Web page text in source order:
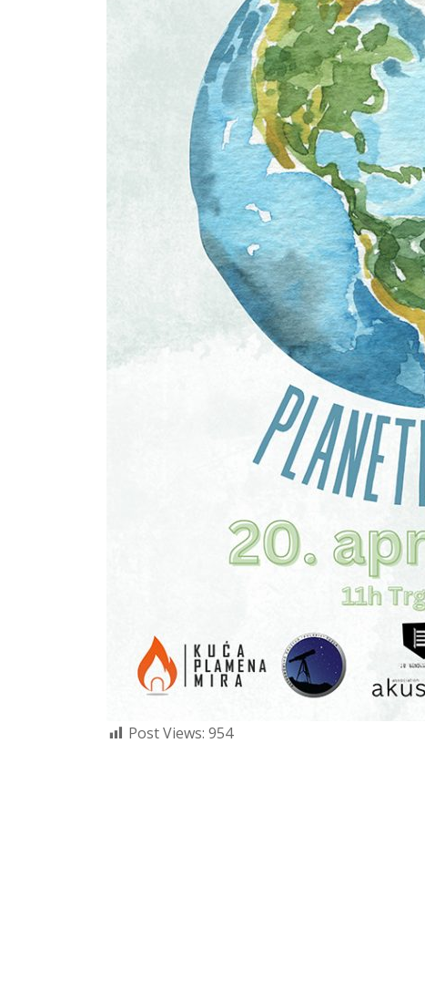
Post Views: 954